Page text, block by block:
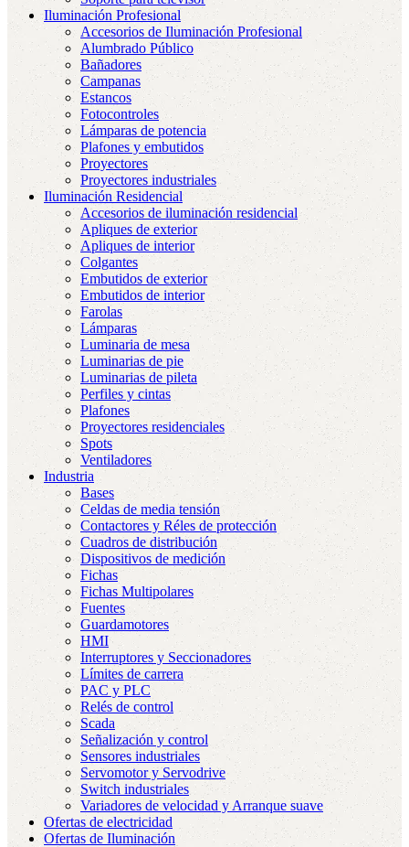
Iluminación Profesional
Accesorios de Iluminación Profesional
Alumbrado Público
Bañadores
Campanas
Estancos
Fotocontroles
Lámparas de potencia
Plafones y embutidos
Proyectores
Proyectores industriales
Iluminación Residencial
Accesorios de iluminación residencial
Apliques de exterior
Apliques de interior
Colgantes
Embutidos de exterior
Embutidos de interior
Farolas
Lámparas
Luminaria de mesa
Luminarias de pie
Luminarias de pileta
Perfiles y cintas
Plafones
Proyectores residenciales
Spots
Ventiladores
Industria
Bases
Celdas de media tensión
Contactores y Réles de protección
Cuadros de distribución
Dispositivos de medición
Fichas
Fichas Multipolares
Fuentes
Guardamotores
HMI
Interruptores y Seccionadores
Límites de carrera
PAC y PLC
Relés de control
Scada
Señalización y control
Sensores industriales
Servomotor y Servodrive
Switch industriales
Variadores de velocidad y Arranque suave
Ofertas de electricidad
Ofertas de Iluminación